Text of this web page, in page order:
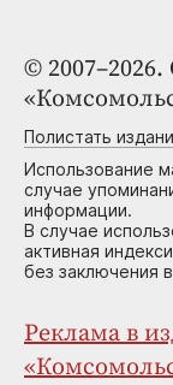
©
Полистать
Использование
случае
информации.
В случае
активная
без заключения
Реклама в